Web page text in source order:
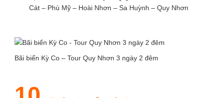
Cát – Phù Mỹ – Hoài Nhơn – Sa Huỳnh – Quy Nhơn
Bãi biển Kỳ Co – Tour Quy Nhơn 3 ngày 2 đêm